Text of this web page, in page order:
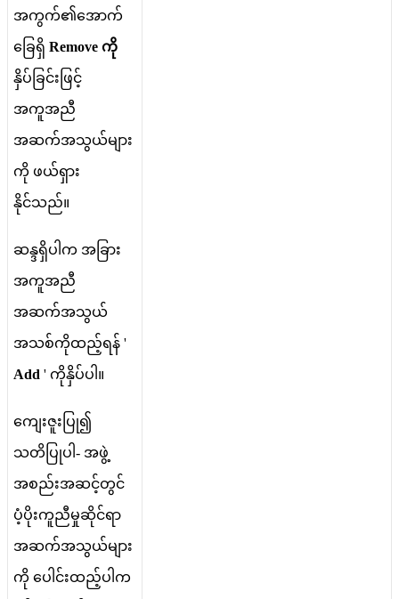
အကက၏အက
ခရ Remove က
နပ ခင ဖင
အကအည
အဆကအသယမ
က ဖယရ
နငသည။
ဆနရပက အ ခ
အကအည
အဆကအသယ
အသစကထညရန '
Add ' ကနပပ ။
ကဇ ပ၍
သတ ပပ- အဖ
အစညအဆငတင
ပပကညမဆငရ
အဆကအသယမ
က ပငထညပက